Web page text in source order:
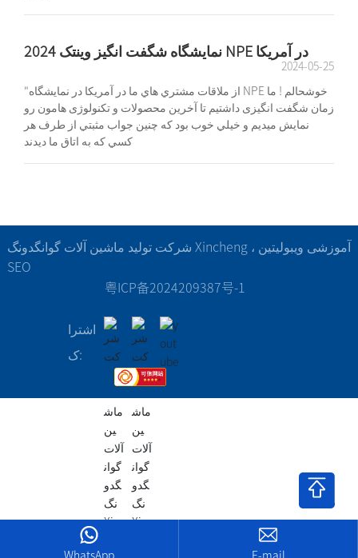
نمايشگاه شگفت انگيز وينتک 2024 NPE در آمريکا
2024-05-25
"از ملاقات مشتري هاي ما در آمريکا در نمايشگاه NPE خوشحالم ! ما
زمان شگفت انگیزی داشتیم تا آخرین محصولات و تکنولوژی هامون رو
نمایش میدیم و خيلي خوب بود که چنين جواب مثبتي از طرف هر
کسي که به اتاق ما ديدند
شرکت تولید ماشین آلات گوانگدونگ Xincheng ، آموزشی ویبولیتین
SEO
粤ICP备2024209387号-1
اشترا
ک:
WhatsApp